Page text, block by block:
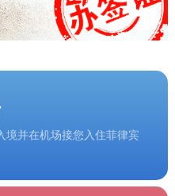
境并在机场接您入住菲律宾